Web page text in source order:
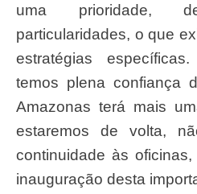
uma prioridade,
particularidades, o que
estratégias
temos plena confiança
Amazonas terá mais
estaremos de volta,
continuidade às
inauguração desta